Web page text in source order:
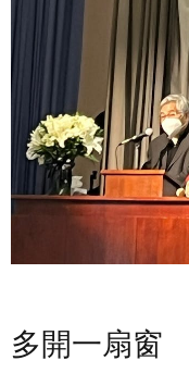
多開一扇窗